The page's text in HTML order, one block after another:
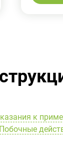
к
Побочные